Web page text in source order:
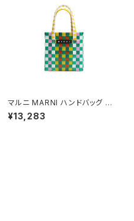
マルニ MARNI ハンドバッグ M
00178-M00IW-0M215 レデ
ィース マルチカラー キッズ KID
¥13,283